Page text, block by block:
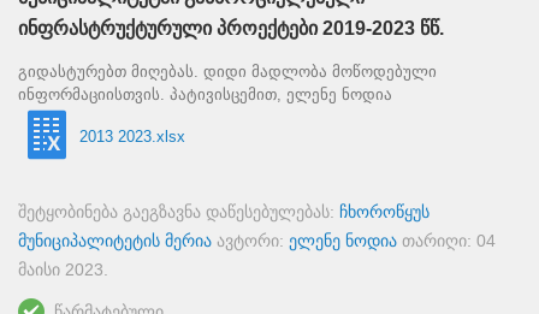
ინფრასტრუქტურული პროექტები 2019-2023 წწ.
გიდასტურებთ მიღებას. დიდი მადლობა მოწოდებული
ინფორმაციისთვის. პატივისცემით, ელენე ნოდია
2013 2023.xlsx
შეტყობინება გაეგზავნა დაწესებულებას: ჩხოროწყუს
მუნიციპალიტეტის მერია ავტორი: ელენე ნოდია თარიღი: 04
მაისი 2023